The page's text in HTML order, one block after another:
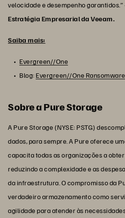
velocidade e desempenho garantidos.”
Estratégia Empresarial da Veeam.
Saiba mais:
Evergreen//One
Blog:Evergreen//One
Sobre a Pure Storage
A Pure Storage (NYSE: PSTG)
dados, para sempre. A Pure oferece
capacita todas as organizações a
reduzindo a complexidade e as
da infraestrutura. O compromisso da
verdadeiro armazenamento como
agilidade para atender às